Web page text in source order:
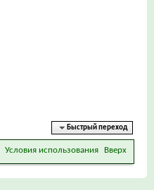
Быстрый переход
Условия использования Вверх